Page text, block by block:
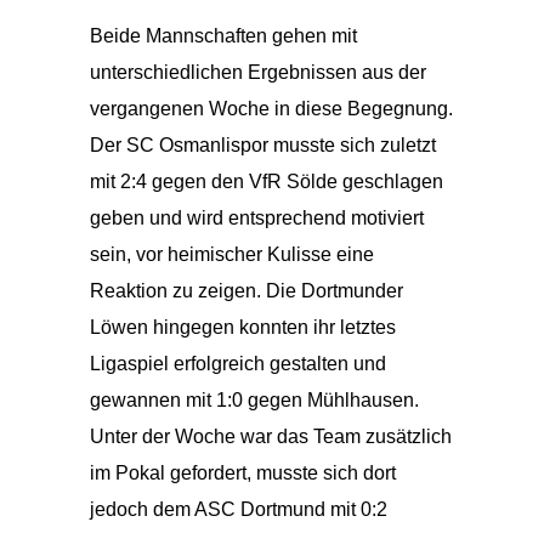
Beide Mannschaften gehen mit
unterschiedlichen Ergebnissen aus der
vergangenen Woche in diese Begegnung.
Der SC Osmanlispor musste sich zuletzt
mit 2:4 gegen den VfR Sölde geschlagen
geben und wird entsprechend motiviert
sein, vor heimischer Kulisse eine
Reaktion zu zeigen. Die Dortmunder
Löwen hingegen konnten ihr letztes
Ligaspiel erfolgreich gestalten und
gewannen mit 1:0 gegen Mühlhausen.
Unter der Woche war das Team zusätzlich
im Pokal gefordert, musste sich dort
jedoch dem ASC Dortmund mit 0:2